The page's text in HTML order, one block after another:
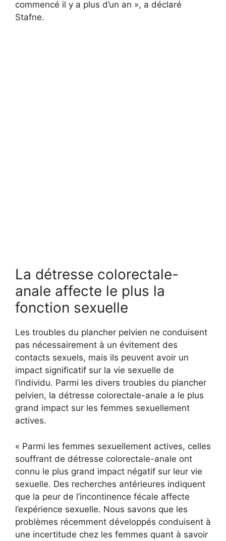
commencé il y a plus d’un an », a déclaré
Stafne.
La détresse colorectale-
anale affecte le plus la
fonction sexuelle
Les troubles du plancher pelvien ne conduisent
pas nécessairement à un évitement des
contacts sexuels, mais ils peuvent avoir un
impact significatif sur la vie sexuelle de
l’individu. Parmi les divers troubles du plancher
pelvien, la détresse colorectale-anale a le plus
grand impact sur les femmes sexuellement
actives.
« Parmi les femmes sexuellement actives, celles
souffrant de détresse colorectale-anale ont
connu le plus grand impact négatif sur leur vie
sexuelle. Des recherches antérieures indiquent
que la peur de l’incontinence fécale affecte
l’expérience sexuelle. Nous savons que les
problèmes récemment développés conduisent à
une incertitude chez les femmes quant à savoir